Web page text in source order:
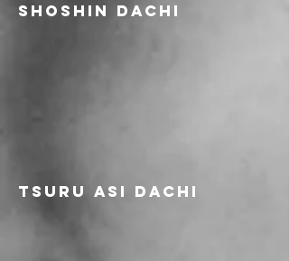
shoshin dachi
tsuru asi dachi